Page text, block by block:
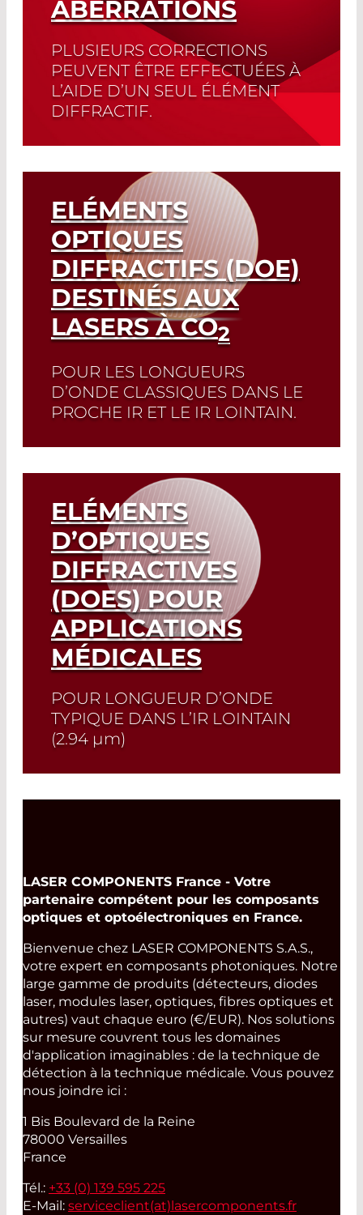
ABERRATIONS
PLUSIEURS CORRECTIONS
PEUVENT ÊTRE EFFECTUÉES À
L’AIDE D’UN SEUL ÉLÉMENT
DIFFRACTIF.
Read More
ELÉMENTS
OPTIQUES
DIFFRACTIFS (DOE)
DESTINÉS AUX
LASERS À CO2
POUR LES LONGUEURS
D’ONDE CLASSIQUES DANS LE
PROCHE IR ET LE IR LOINTAIN.
Read More
ELÉMENTS
D’OPTIQUES
DIFFRACTIVES
(DOES) POUR
APPLICATIONS
MÉDICALES
POUR LONGUEUR D’ONDE
TYPIQUE DANS L’IR LOINTAIN
(2.94 µm)
Read More
LASER COMPONENTS France - Votre
partenaire compétent pour les composants
optiques et optoélectroniques en France.
Bienvenue chez LASER COMPONENTS S.A.S.,
votre expert en composants photoniques. Notre
large gamme de produits (détecteurs, diodes
laser, modules laser, optiques, fibres optiques et
autres) vaut chaque euro (€/EUR). Nos solutions
sur mesure couvrent tous les domaines
d'application imaginables : de la technique de
détection à la technique médicale. Vous pouvez
nous joindre ici :
1 Bis Boulevard de la Reine
78000 Versailles
France
Tél.: +33 (0) 139 595 225
E-Mail: serviceclient(at) lasercomponents.fr